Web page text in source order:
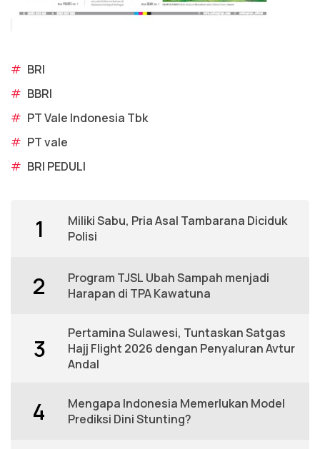
# BRI
# BBRI
# PT Vale Indonesia Tbk
# PT vale
# BRI PEDULI
1
Miliki Sabu, Pria Asal Tambarana Diciduk
Polisi
2
Program TJSL Ubah Sampah menjadi
Harapan di TPA Kawatuna
3
Pertamina Sulawesi, Tuntaskan Satgas
Hajj Flight 2026 dengan Penyaluran Avtur
Andal
4
Mengapa Indonesia Memerlukan Model
Prediksi Dini Stunting?